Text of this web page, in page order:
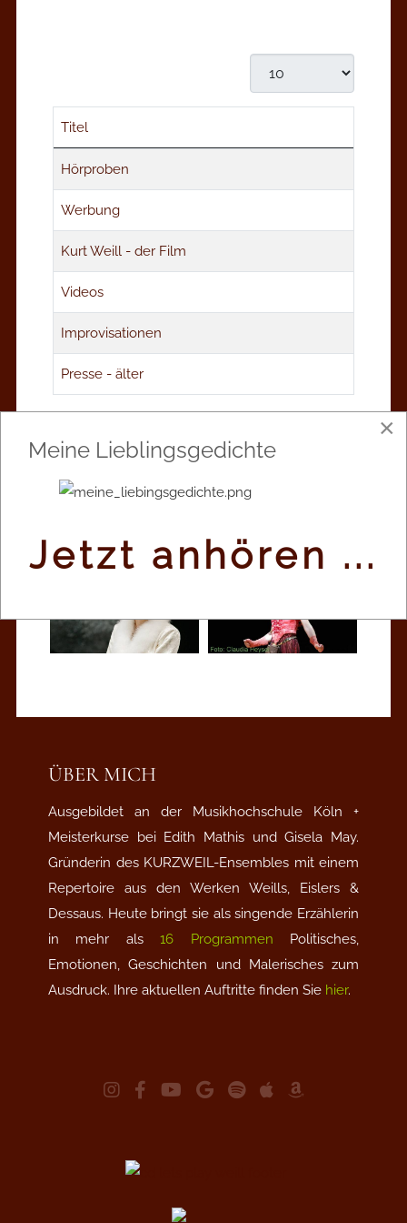
Titel
Hörproben
Werbung
Kurt Weill - der Film
Videos
Improvisationen
Presse - älter
ÜBER MICH
Ausgebildet an der Musikhochschule Köln +
Meisterkurse bei Edith Mathis und Gisela May.
Gründerin des KURZWEIL-Ensembles mit einem
Repertoire aus den Werken Weills, Eislers &
Dessaus. Heute bringt sie als singende Erzählerin
in mehr als16 Programmen Politisches,
Emotionen, Geschichten und Malerisches zum
Ausdruck. Ihre aktuellen Auftritte finden Sie hier.
×
Meine Lieblingsgedichte
Jetzt anhören ...